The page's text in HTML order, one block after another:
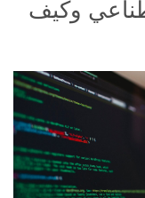
وكيف